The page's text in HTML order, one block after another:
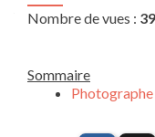
Nombre de vues :
Sommaire